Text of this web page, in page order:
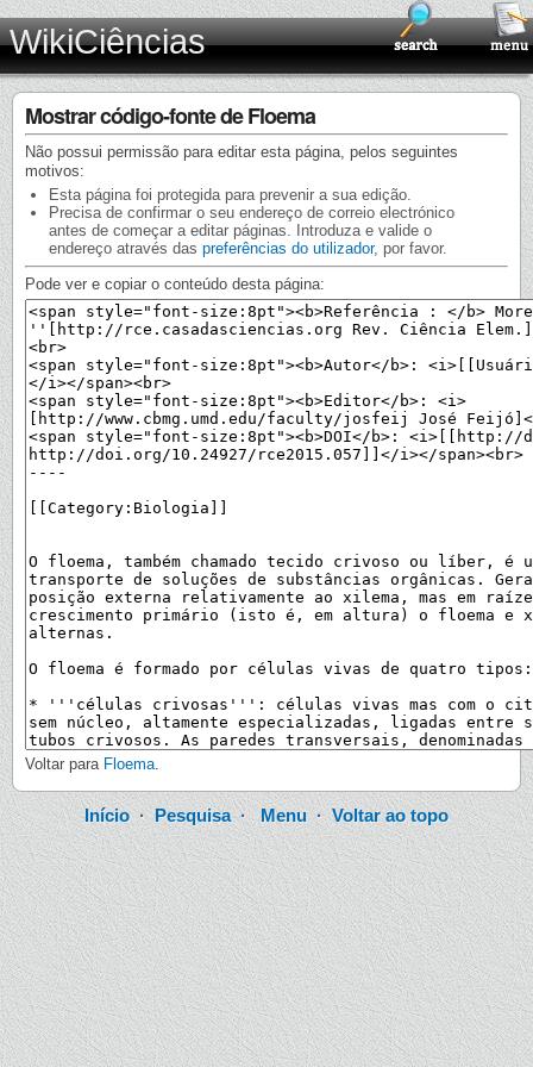
WikiCiências
Mostrar código-fonte de Floema
Não possui permissão para editar esta página, pelos seguintes
motivos:
Esta página foi protegida para prevenir a sua edição.
Precisa de confirmar o seu endereço de correio electrónico
antes de começar a editar páginas. Introduza e valide o
endereço através das preferências do utilizador, por favor.
Pode ver e copiar o conteúdo desta página:
Voltar para Floema.
Início·Pesquisa·Menu ·Voltar ao topo